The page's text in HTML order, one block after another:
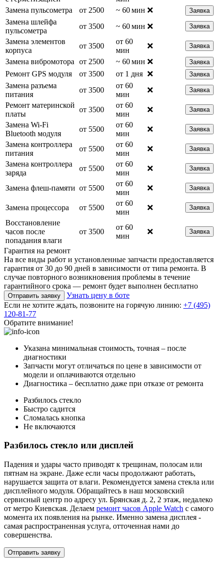
Замена пульсометра от 2500 ~ 60 мин ❌ Заявка
Замена шлейфа
пульсометра
от 3500 ~ 60 мин ❌ Заявка
Замена элементов
корпуса
от 3500
от 60
мин
❌ Заявка
Замена вибромотора от 2500 ~ 60 мин ❌ Заявка
Ремонт GPS модуля от 3500 от 1 дня ❌ Заявка
Замена разъема
питания
от 3500
от 60
мин
❌ Заявка
Ремонт материнской
платы
от 3500
от 60
мин
❌ Заявка
Замена Wi-Fi
Bluetooth модуля
от 5500
от 60
мин
❌ Заявка
Замена контроллера
питания
от 5500
от 60
мин
❌ Заявка
Замена контроллера
заряда
от 5500
от 60
мин
❌ Заявка
Замена флеш-памяти от 5500
от 60
мин
❌ Заявка
Замена процессора от 5500
от 60
мин
❌ Заявка
Восстановление
часов после
попадания влаги
от 3500
от 60
мин
❌ Заявка
Гарантия на ремонт
На все виды работ и установленные запчасти предоставляется
гарантия от 30 до 90 дней в зависимости от типа ремонта. В
случае повторного возникновения проблемы в течение
гарантийного срока — ремонт будет выполнен бесплатно
Отправить заявку
Узнать цену в боте
Если не хотите ждать, позвоните на горячую линию: +7 (495)
120-81-77
Обратите внимание!
Указана минимальная стоимость, точная – после
диагностики
Запчасти могут отличаться по цене в зависимости от
модели и оплачиваются отдельно
Диагностика – бесплатно даже при отказе от ремонта
Разбилось стекло
Быстро садится
Сломалась кнопка
Не включаются
Разбилось стекло или дисплей
Падения и удары часто приводят к трещинам, полосам или
пятнам на экране. Даже если часы продолжают работать,
нарушается защита от влаги. Рекомендуется замена стекла или
дисплейного модуля. Обращайтесь в наш московский
сервисный центр по адресу ул. Брянская д. 2, 2 этаж, недалеко
от метро Киевская. Делаем ремонт часов Apple Watch с самого
момента их появления на рынке. Именно замена дисплея -
самая распространенная услуга, отточенная нами до
совершенства.
Отправить заявку